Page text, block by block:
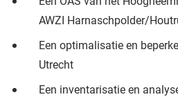
AWZI Harnaschpolder/
Een optimalisatie en
Utrecht
Een inventarisatie en